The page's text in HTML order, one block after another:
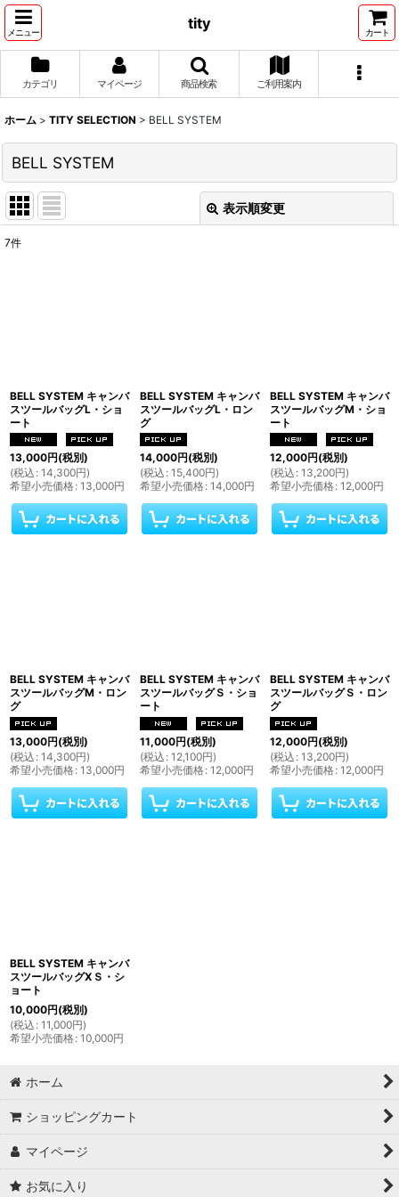
メニュー
tity
カート
カテゴリ マイページ 商品検索 ご利用案内
ホーム > TITY SELECTION > BELL SYSTEM
BELL SYSTEM
表示順変更
7件
BELL SYSTEM キャンバ
スツールバッグL・ショ
ート
13,000円(税別)
(税込 : 14,300円)
希望小売価格: 13,000円
BELL SYSTEM キャンバ
スツールバッグL・ロン
グ
14,000円(税別)
(税込 : 15,400円)
希望小売価格: 14,000円
BELL SYSTEM キャンバ
スツールバッグM・ショ
ート
12,000円(税別)
(税込 : 13,200円)
希望小売価格: 12,000円
BELL SYSTEM キャンバ
スツールバッグM・ロン
グ
13,000円(税別)
(税込 : 14,300円)
希望小売価格: 13,000円
BELL SYSTEM キャンバ
スツールバッグＳ・ショ
ート
11,000円(税別)
(税込 : 12,100円)
希望小売価格: 12,000円
BELL SYSTEM キャンバ
スツールバッグＳ・ロン
グ
12,000円(税別)
(税込 : 13,200円)
希望小売価格: 12,000円
BELL SYSTEM キャンバ
スツールバッグXＳ・シ
ョート
10,000円(税別)
(税込 : 11,000円)
希望小売価格: 10,000円
ホーム
ショッピングカート
マイページ
お気に入り